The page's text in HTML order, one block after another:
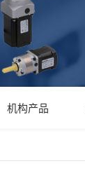
机构产品